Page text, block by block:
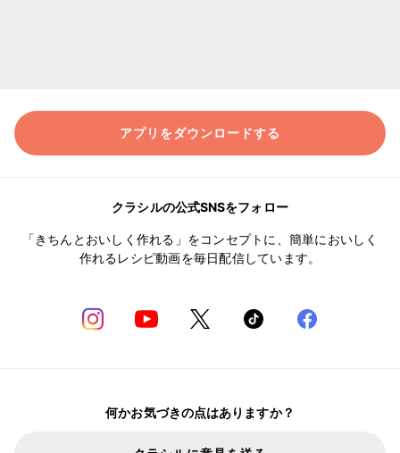
アプリをダウンロードする
クラシルの公式SNSをフォロー
「きちんとおいしく作れる」をコンセプトに、簡単においしく
作れるレシピ動画を毎日配信しています。
何かお気づきの点はありますか？